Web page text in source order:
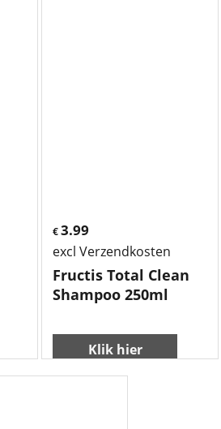
€3.99
excl Verzendkosten
Fructis Total Clean
Shampoo 250ml
Klik hier